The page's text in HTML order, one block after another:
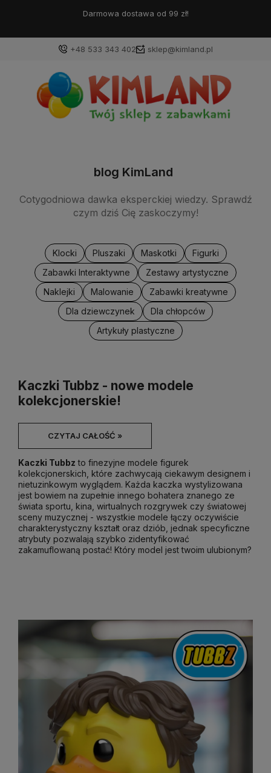
Darmowa dostawa od 99 zł!
+48 533 343 402 sklep@kimland.pl
blog KimLand
Cotygodniowa dawka eksperckiej wiedzy. Sprawdź
czym dziś Cię zaskoczymy!
Klocki Pluszaki Maskotki
Figurki
Zabawki Interaktywne
Zestawy artystyczne
Naklejki
Malowanie
Zabawki kreatywne
Dla dziewczynek
Dla chłopców
Artykuły plastyczne
Kaczki Tubbz - nowe modele
kolekcjonerskie!
CZYTAJ CAŁOŚĆ »
Kaczki Tubbz to finezyjne modele figurek
kolekcjonerskich, które zachwycają ciekawym designem i
nietuzinkowym wyglądem. Każda kaczka wystylizowana
jest bowiem na zupełnie innego bohatera znanego ze
świata sportu, kina, wirtualnych rozgrywek czy światowej
sceny muzycznej - wszystkie modele łączy oczywiście
charakterystyczny kształt oraz dziób, jednak specyficzne
atrybuty pozwalają szybko zidentyfikować
zakamuflowaną postać! Który model jest twoim ulubionym?